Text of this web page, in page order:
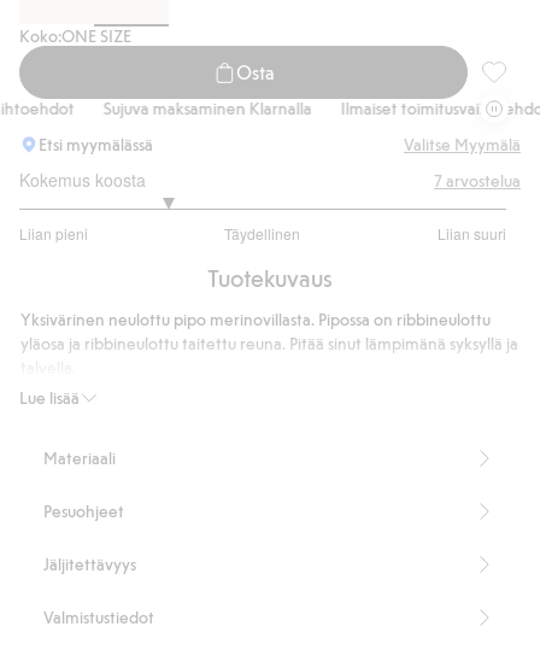
Koko:ONE SIZE
Osta
Sujuva maksaminen Klarnalla
Ilmaiset toimitusvaihtoehdot
Etsi myymälässä
Valitse Myymälä
Kokemus koosta
Liian pieni Täydellinen Liian suuri
/
ääneen
7arvostelua
Tuotekuvaus
Lue lisää
Yksivärinen neulottu pipo merinovillasta. Pipossa on ribbineulottu
yläosa ja ribbineulottu taitettu reuna. Pitää sinut lämpimänä syksyllä ja
Ribbineulottu
Tuotenumero
Materiaali
Pesuohjeet
Jäljitettävyys
Valmistustiedot